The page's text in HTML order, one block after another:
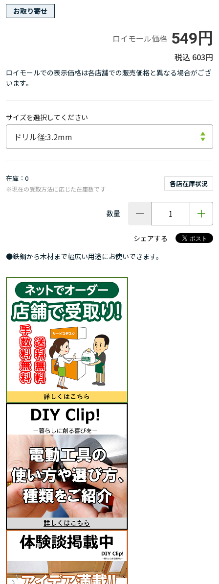
お取り寄せ
ロイモール価格 549円
603円
ロイモールでの表示価格は各店舗での販売価格と異なる場合がござ
います。
サイズを選択してください
在庫 0
各店在庫状況
※現在の受取方法に応じた在庫数です
数量
シェアする
●鉄鋼から木材まで幅広い用途にお使いできます。